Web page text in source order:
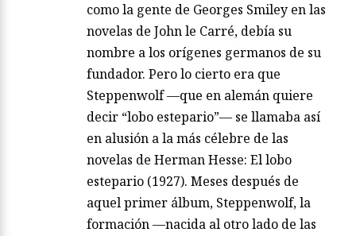
como la gente de Georges Smiley en las
novelas de John le Carré, debía su
nombre a los orígenes germanos de su
fundador. Pero lo cierto era que
Steppenwolf —que en alemán quiere
decir “lobo estepario”— se llamaba así
en alusión a la más célebre de las
novelas de Herman Hesse: El lobo
estepario (1927). Meses después de
aquel primer álbum, Steppenwolf, la
formación —nacida al otro lado de las